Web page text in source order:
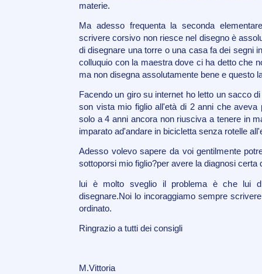
materie.
Ma adesso frequenta la seconda
scrivere corsivo non riesce nel disegno è
di disegnare una torre o una casa fa dei segni
colluquio con la maestra dove ci ha detto che
ma non disegna assolutamente bene e questo
Facendo un giro su internet ho letto un sacco
son vista mio figlio all'età di 2 anni che aveva
solo a 4 anni ancora non riusciva a tenere in
imparato ad'andare in bicicletta senza rotelle
Adesso volevo sapere da voi gentilmente
sottoporsi mio figlio?per avere la diagnosi certa
lui è molto sveglio il problema è che lui
disegnare.Noi lo incoraggiamo sempre
ordinato.
Ringrazio a tutti dei consigli
M.Vittoria